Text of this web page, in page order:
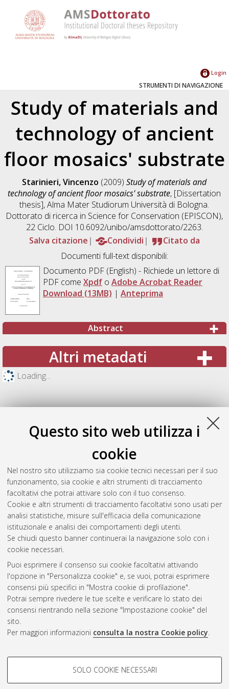
Questo sito web utilizza i
cookie
Nel nostro sito utilizziamo sia cookie tecnici necessari per il suo
funzionamento, sia cookie e altri strumenti di tracciamento
facoltativi che potrai attivare solo con il tuo consenso.
Cookie e altri strumenti di tracciamento facoltativi sono usati per
analisi statistiche, misure sull'efficacia della comunicazione
istituzionale e analisi dei comportamenti degli utenti.
Se chiudi questo banner continuerai la navigazione solo con i
cookie necessari.
Puoi esprimere il consenso sui cookie facoltativi attivando
l'opzione in "Personalizza cookie" e, se vuoi, potrai esprimere
consensi più specifici in "Mostra cookie di profilazione".
Potrai sempre rivedere le tue scelte e verificare lo stato dei
consensi rientrando nella sezione "Impostazione cookie" del
sito.
Per maggiori informazioni consulta la nostra Cookie policy.
COOKIE DI PROFILAZIONE -
SOLO COOKIE NECESSARI
Login
STRUMENTI DI NAVIGAZIONE
Study of materials and
technology of ancient
floor mosaics' substrate
Starinieri, Vincenzo (2009)Study of materials and
technology of ancient floor mosaics' substrate, [Dissertation
thesis], Alma Mater Studiorum Università di Bologna.
Dottorato di ricerca in Science for Conservation (EPISCON),
22 Ciclo. DOI 10.6092/unibo/amsdottorato/2263.
Salva citazione
Condividi
Citato da
Documenti full-text disponibili:
Documento PDF(English) - Richiede un lettore di
PDF come Xpdfo Adobe Acrobat Reader
Download (13MB) | Anteprima
Abstract
Altri metadati
Loading...
Gestione del documento:
Atom
Rss 1.0
Rss 2.0
ISSN: 2038-7946
Impostazioni Cookie
Informativa sulla privacy
Condizioni d’uso del sito